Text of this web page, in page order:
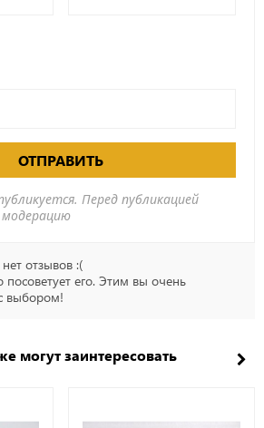
ОТПРАВИТЬ
Перед публикацией
отзывов :(
посоветует его. Этим вы очень
выбором!
могут заинтересовать